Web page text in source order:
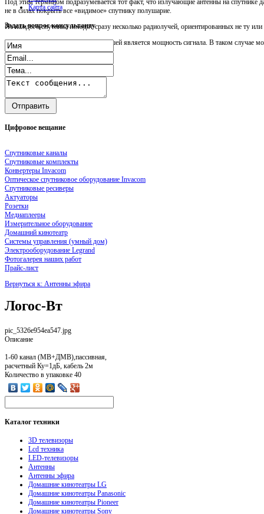
Под этим термином подразумевается тот факт, что излучающие антенны на спутнике
не в силах покрыть все «видимое» спутнику полушарие.
Из каждого спутника исходят сразу несколько радиолучей, ориентированных не ту
Чем ближе к центру зоны, тем большей является мощность сигнала. В таком случае
Карта сайта
Задатьвопрос консультанту
Цифровое вещание
Спутниковые каналы
Спутниковые комплекты
Конвертеры Invacom
Оптическое спутниковое оборудование Invacom
Спутниковые ресиверы
Актуаторы
Розетки
Медиаплееры
Измерительное оборудование
Домашний кинотеатр
Системы управления (умный дом)
Электрооборудование Legrand
Фотогалерея наших работ
Прайс-лист
Вернуться к: Антенны эфира
Логос-Вт
pic_5326e954ea547.jpg
Описание
1-60 канал (МВ+ДМВ),пассивная,
расчетный Ку=1дБ, кабель 2м
Количество в упаковке 40
Каталогтехники
3D телевизоры
Lcd техника
LED-телевизоры
Антенны
Антенны эфира
Домашние кинотеатры LG
Домашние кинотеатры Panasonic
Домашние кинотеатры Pioneer
Домашние кинотеатры Sony